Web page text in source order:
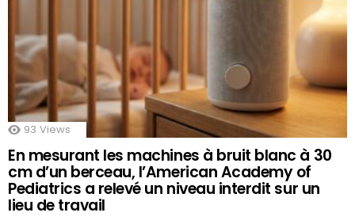
93 Views
En mesurant les machines à bruit blanc à 30
cm d’un berceau, l’American Academy of
Pediatrics a relevé un niveau interdit sur un
lieu de travail